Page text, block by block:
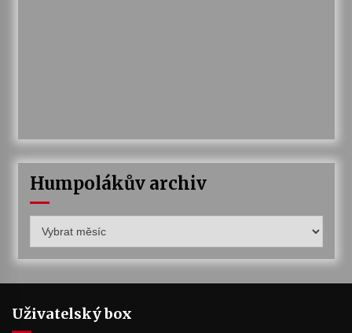
Humpolákův archiv
archiv
Uživatelský box